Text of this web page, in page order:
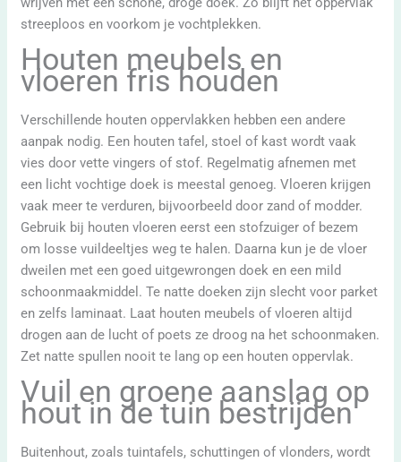
streeploos en voorkom je vochtplekken.
Houten meubels en
vloeren fris houden
Verschillende houten oppervlakken hebben een andere
aanpak nodig. Een houten tafel, stoel of kast wordt vaak
vies door vette vingers of stof. Regelmatig afnemen met
een licht vochtige doek is meestal genoeg. Vloeren krijgen
vaak meer te verduren, bijvoorbeeld door zand of modder.
Gebruik bij houten vloeren eerst een stofzuiger of bezem
om losse vuildeeltjes weg te halen. Daarna kun je de vloer
dweilen met een goed uitgewrongen doek en een mild
schoonmaakmiddel. Te natte doeken zijn slecht voor parket
en zelfs laminaat. Laat houten meubels of vloeren altijd
drogen aan de lucht of poets ze droog na het schoonmaken.
Zet natte spullen nooit te lang op een houten oppervlak.
Vuil en groene aanslag op
hout in de tuin bestrijden
Buitenhout, zoals tuintafels, schuttingen of vlonders, wordt